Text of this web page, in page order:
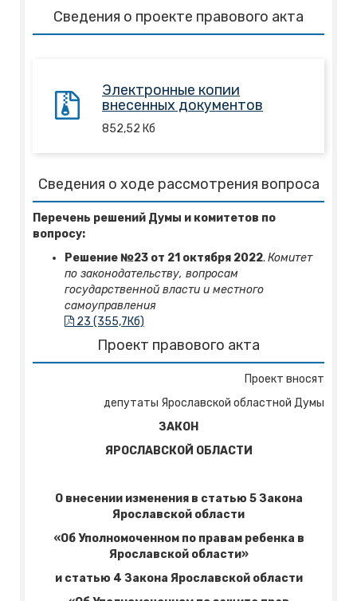
Сведения о проекте правового акта
Электронные копии
внесенных документов
852,52 Кб
Сведения о ходе рассмотрения вопроса
Перечень решений Думы и комитетов по
вопросу:
Решение №23 от 21 октября 2022. Комитет
по законодательству, вопросам
государственной власти и местного
самоуправления
23 (355,7Кб)
Проект правового акта
Проект вносят
депутаты Ярославской областной Думы
ЗАКОН
ЯРОСЛАВСКОЙ ОБЛАСТИ
О внесении изменения в статью 5 Закона
Ярославской области
«Об Уполномоченном по правам ребенка в
Ярославской области»
и статью 4 Закона Ярославской области